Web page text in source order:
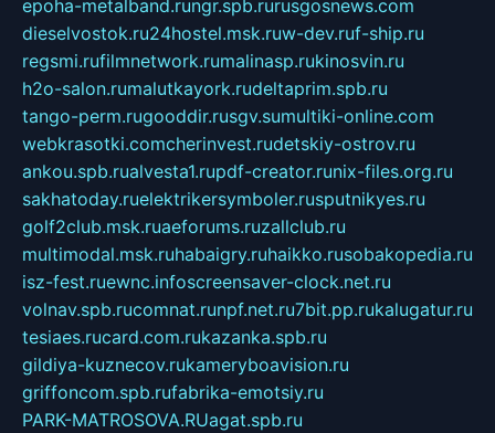
epoha-metalband.rungr.spb.rurusgosnews.com
dieselvostok.ru24hostel.msk.ruw-dev.ruf-ship.ru
regsmi.rufilmnetwork.rumalinasp.rukinosvin.ru
h2o-salon.rumalutkayork.rudeltaprim.spb.ru
tango-perm.rugooddir.rusgv.sumultiki-online.com
webkrasotki.comcherinvest.rudetskiy-ostrov.ru
ankou.spb.rualvesta1.rupdf-creator.runix-files.org.ru
sakhatoday.ruelektrikersymboler.rusputnikyes.ru
golf2club.msk.ruaeforums.ruzallclub.ru
multimodal.msk.ruhabaigry.ruhaikko.rusobakopedia.ru
isz-fest.ruewnc.infoscreensaver-clock.net.ru
volnav.spb.rucomnat.runpf.net.ru7bit.pp.rukalugatur.ru
tesiaes.rucard.com.rukazanka.spb.ru
gildiya-kuznecov.rukameryboavision.ru
griffoncom.spb.rufabrika-emotsiy.ru
PARK-MATROSOVA.RUagat.spb.ru